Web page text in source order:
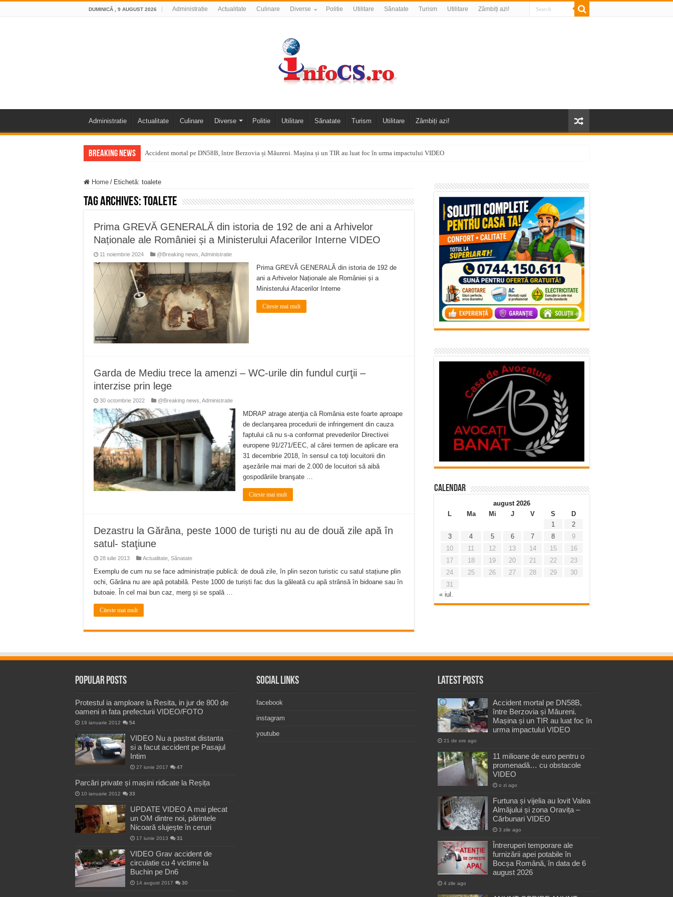
DUMINICĂ , 9 AUGUST 2026 Administratie Actualitate Culinare Diverse Politie Utilitare Sănatate Turism Utilitare Zâmbiți azi!
Administratie Actualitate Culinare Diverse Politie Utilitare Sănatate Turism Utilitare Zâmbiți azi!
Breaking News Accident mortal pe DN58B, între Berzovia și Măureni. Mașina și un TIR au luat foc în urma impactului VIDEO
Furtuna și vijelia au lovit Valea Almăjului și zona Oravița – Cărbunari VIDEO
Întreruperi temporare ale furnizării apei potabile în Bocșa Română, în data de 6 august 2026
Miresme de lavandă, mentă și flori de vară și râsete de copii la Carașova VIDEO
ANUNȚ OPRIRE APĂ în Reșița – avarie – 04.08.2026 – str. Văliugului și Plastomet
ANUNŢ OPRIRE APĂ în CARANSEBEȘ – 04.08.2026 – avarie – Calea Severinului
Home / Etichetă: toalete
Tag Archives:toalete
Prima GREVĂ GENERALĂ din istoria de 192 de ani a Arhivelor
Naționale ale României și a Ministerului Afacerilor Interne VIDEO
11 noiembrie 2024 @Breaking news Administratie
Prima GREVĂ GENERALĂ din istoria de 192 de
ani a Arhivelor Naționale ale României și a
Ministerului Afacerilor Interne
Citeste mai mult
Garda de Mediu trece la amenzi – WC-urile din fundul curţii –
interzise prin lege
30 octombrie 2022 @Breaking news Administratie
MDRAP atrage atenţia că România este foarte aproape
de declanşarea procedurii de infringement din cauza
faptului că nu s-a conformat prevederilor Directivei
europene 91/271/EEC, al cărei termen de aplicare era
31 decembrie 2018, în sensul ca toţi locuitorii din
aşezările mai mari de 2.000 de locuitori să aibă
gospodăriile branşate …
Citeste mai mult
Dezastru la Gărâna, peste 1000 de turişti nu au de două zile apă în
satul- staţiune
28 iulie 2013 Actualitate Sănatate
Exemplu de cum nu se face administrație publică: de două zile, în plin sezon turistic cu satul stațiune plin
ochi, Gărâna nu are apă potabilă. Peste 1000 de turiști fac dus la găleată cu apă strânsă în bidoane sau în
butoaie. În cel mai bun caz, merg și se spală …
Citeste mai mult
Calendar
august 2026
L
Ma Mi J V S
D
1
2
3
4 5 6 7 8
9
10
11 12 13 14 15
16
17
18 19 20 21 22
23
24
25 26 27 28 29
30
31
« iul.
Popular Posts
Protestul ia amploare la Resita, in jur de 800 de
oameni in fata prefecturii VIDEO/FOTO
19 ianuarie 2012 54
VIDEO Nu a pastrat distanta
si a facut accident pe Pasajul
Intim
27 iunie 2017 47
Parcări private și mașini ridicate la Reșița
10 ianuarie 2012 33
UPDATE VIDEO A mai plecat
un OM dintre noi, părintele
Nicoară slujește în ceruri
17 iunie 2013 31
VIDEO Grav accident de
circulatie cu 4 victime la
Buchin pe Dn6
14 august 2017 30
Social Links
facebook
instagram
youtube
Latest Posts
Accident mortal pe DN58B,
între Berzovia și Măureni.
Mașina și un TIR au luat foc în
urma impactului VIDEO
21 de ore ago
11 milioane de euro pentru o
promenadă… cu obstacole
VIDEO
o zi ago
Furtuna și vijelia au lovit Valea
Almăjului și zona Oravița –
Cărbunari VIDEO
3 zile ago
Întreruperi temporare ale
furnizării apei potabile în
Bocșa Română, în data de 6
august 2026
4 zile ago